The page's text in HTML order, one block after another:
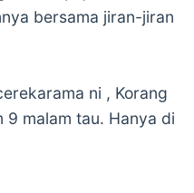
bersama jiran-jiran
ni , Korang
9 malam tau. Hanya di